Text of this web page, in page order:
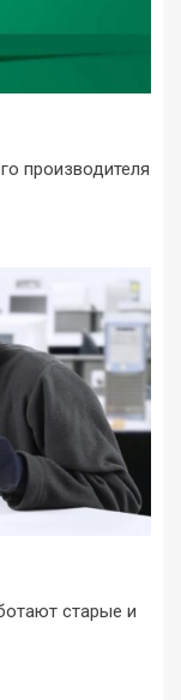
производителя
старые и